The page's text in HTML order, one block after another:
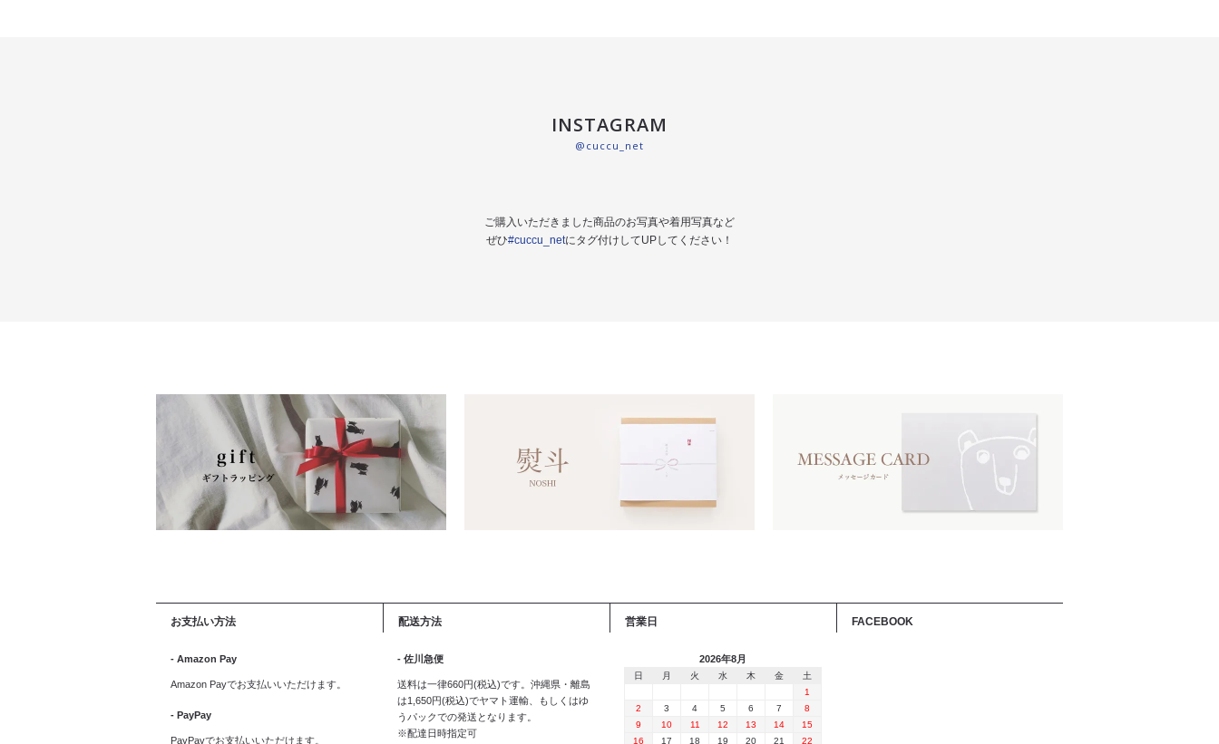
INSTAGRAM
@cuccu_net
ご購入いただきました商品のお写真や着用写真など
ぜひ#cuccu_netにタグ付けしてUPしてください！
お支払い方法
- Amazon Pay
Amazon Payでお支払いいただけます。
- PayPay
PayPayでお支払いいただけます。
配送方法
- 佐川急便
送料は一律660円(税込)です。沖縄県・離島
は1,650円(税込)でヤマト運輸、もしくはゆ
うパックでの発送となります。
※配達日時指定可
営業日
2026年8月
日 月 火 水 木 金
土
1
2
3 4 5 6 7
8
9
10 11 12 13 14
15
16
17 18 19 20 21 22
FACEBOOK